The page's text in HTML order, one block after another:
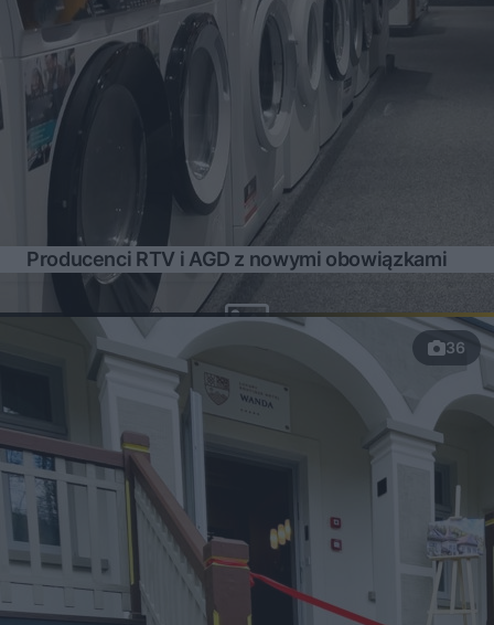
Producenci RTV i AGD z nowymi obowiązkami
36